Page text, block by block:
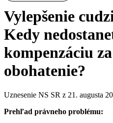
Vylepšenie
Kedy
kompenzáciu
obohatenie?
Uznesenie NS SR z 21. augusta
Prehľad právneho problému: